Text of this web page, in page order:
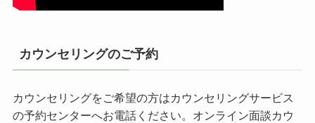
カウンセリングのご予約
カウンセリングをご希望の方はカウンセリングサービス
の予約センターへお電話ください。オンライン面談カウ